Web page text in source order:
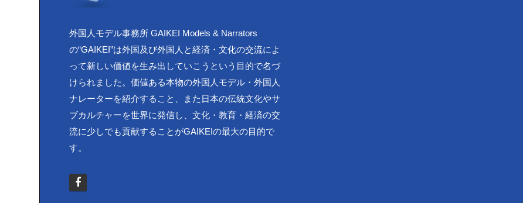
外国人モデル事務所 GAIKEI Models & Narrators
の“GAIKEI”は外国及び外国人と経済・文化の交流によ
って新しい価値を生み出していこうという目的で名づ
けられました。価値ある本物の外国人モデル・外国人
ナレーターを紹介すること、また日本の伝統文化やサ
ブカルチャーを世界に発信し、文化・教育・経済の交
流に少しでも貢献することがGAIKEIの最大の目的で
す。